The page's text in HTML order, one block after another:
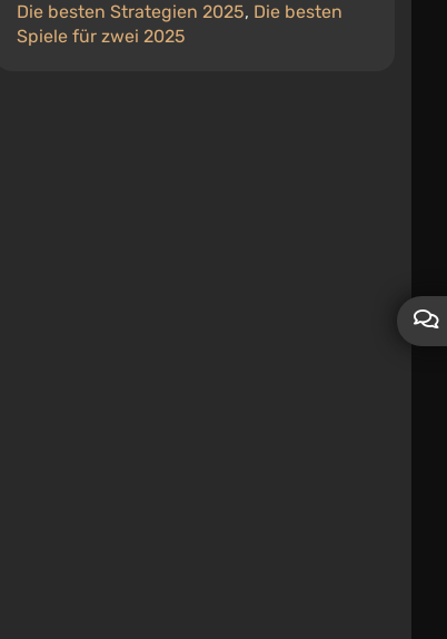
Die besten Strategien 2025, Die besten
Spiele für zwei 2025